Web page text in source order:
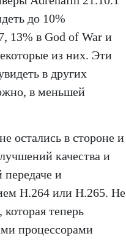
до 10%
13% в God of War и
из них. Эти
в других
в меньшей
остались в стороне и
качества и
и
H.264 или H.265. Не
теперь
процессорами